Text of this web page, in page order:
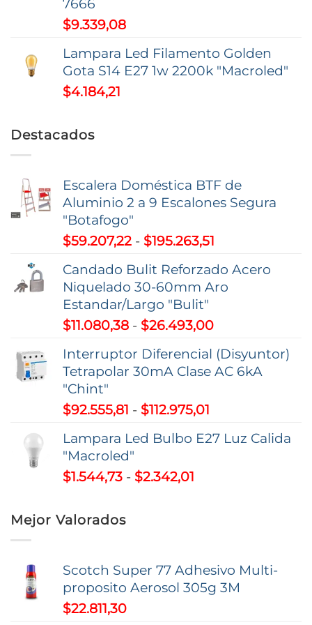
$52.585,26
7666
$9.339,08
Lampara Led Filamento Golden
Gota S14 E27 1w 2200k "Macroled"
$4.184,21
Destacados
Escalera Doméstica BTF de
Aluminio 2 a 9 Escalones Segura
"Botafogo"
$59.207,22 - $195.263,51
precios:
desde
$195.263,51
Candado Bulit Reforzado Acero
Niquelado 30-60mm Aro
Estandar/Largo "Bulit"
$11.080,38 - $26.493,00Rango
precios:
desde
$26.493,00
Interruptor Diferencial (Disyuntor)
Tetrapolar 30mA Clase AC 6kA
"Chint"
$92.555,81 - $112.975,01
precios:
Lampara Led Bulbo E27 Luz Calida
"Macroled"
$1.544,73 - $2.342,01
hasta
$2.342,01
Mejor Valorados
Scotch Super 77 Adhesivo Multi-
proposito Aerosol 305g 3M
$22.811,30